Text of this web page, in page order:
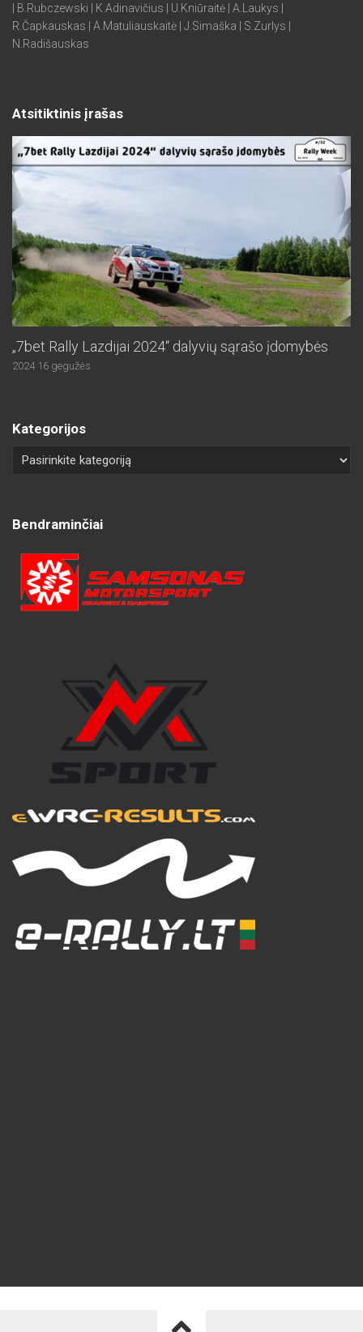
| B.Rubczewski | K.Adinavičius | U.Kniūraitė | A.Laukys |
R.Čapkauskas | A.Matuliauskaitė | J.Simaška | S.Zurlys |
N.Radišauskas
Atsitiktinis įrašas
„7bet Rally Lazdijai 2024“ dalyvių sąrašo įdomybės
2024 16 gegužės
Kategorijos
Bendraminčiai